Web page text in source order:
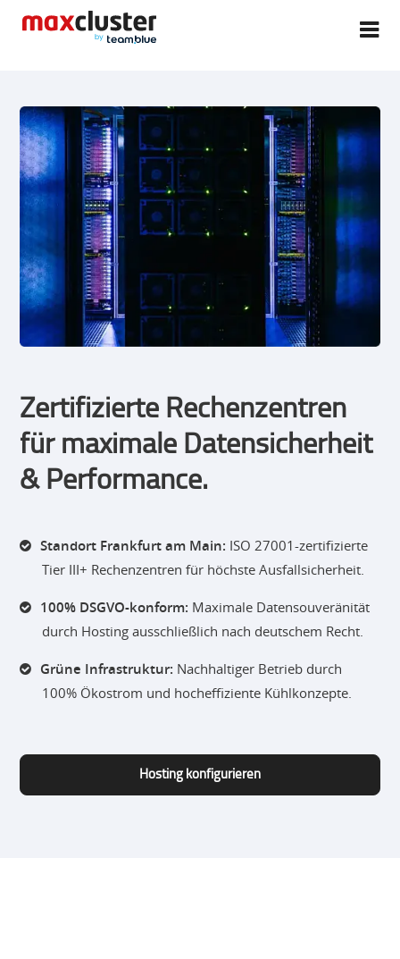
Zertifizierte Rechenzentren
für maximale Datensicherheit
& Performance.
Standort Frankfurt am Main: ISO 27001-zertifizierte
Tier III+ Rechenzentren für höchste Ausfallsicherheit.
100% DSGVO-konform: Maximale Datensouveränität
durch Hosting ausschließlich nach deutschem Recht.
Grüne Infrastruktur: Nachhaltiger Betrieb durch
100% Ökostrom und hocheffiziente Kühlkonzepte.
Hosting konfigurieren